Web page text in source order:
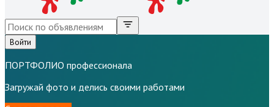
Войти
ПОРТФОЛИО профессионала
Загружай фото и делись своими работами